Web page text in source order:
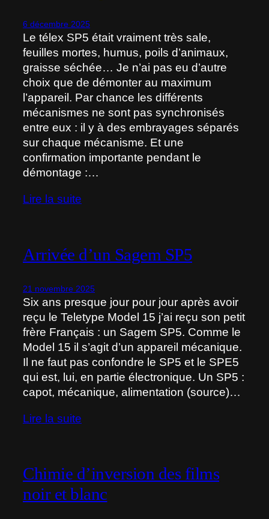
6 décembre 2025
Le télex SP5 était vraiment très sale,
feuilles mortes, humus, poils d’animaux,
graisse séchée… Je n’ai pas eu d’autre
choix que de démonter au maximum
l’appareil. Par chance les différents
mécanismes ne sont pas synchronisés
entre eux : il y à des embrayages séparés
sur chaque mécanisme. Et une
confirmation importante pendant le
démontage :…
Lire la suite
Arrivée d’un Sagem SP5
21 novembre 2025
Six ans presque jour pour jour après avoir
reçu le Teletype Model 15 j’ai reçu son petit
frère Français : un Sagem SP5. Comme le
Model 15 il s’agit d’un appareil mécanique.
Il ne faut pas confondre le SP5 et le SPE5
qui est, lui, en partie électronique. Un SP5 :
capot, mécanique, alimentation (source)…
Lire la suite
Chimie d’inversion des films
noir et blanc